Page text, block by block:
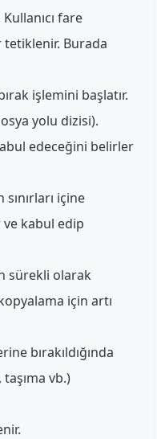
fare
tetiklenir. Burada
işlemini başlatır.
yolu dizisi).
edeceğini belirler
içine
kabul edip
sürekli olarak
için artı
bırakıldığında
vb.)